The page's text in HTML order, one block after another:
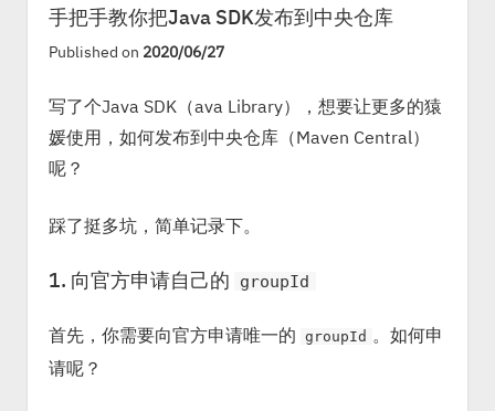
关于
手把手教你把Java SDK发布到中央仓库
Published on 2020/06/27
写了个Java SDK（ava Library），想要让更多的猿
媛使用，如何发布到中央仓库（Maven Central）
呢？
踩了挺多坑，简单记录下。
1. 向官方申请自己的 groupId
首先，你需要向官方申请唯一的 groupId 。如何申
请呢？